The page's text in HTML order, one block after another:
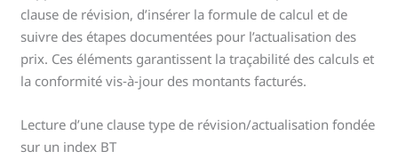
clause de révision, d’insérer la formule de calcul et de
suivre des étapes documentées pour l’actualisation des
prix. Ces éléments garantissent la traçabilité des calculs et
la conformité vis‑à‑jour des montants facturés.
Lecture d’une clause type de révision/actualisation fondée
sur un index BT